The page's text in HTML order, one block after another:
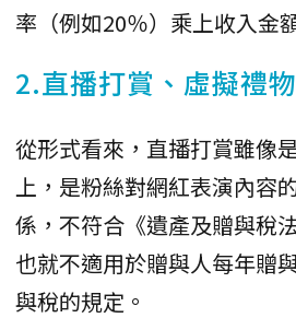
率（例如20％）乘上收入金
2.直播打賞、虛擬禮物
從形式看來，直播打賞雖像
上，是粉絲對網紅表演內容
係，不符合《遺產及贈與稅
也就不適用於贈與人每年贈
與稅的規定。